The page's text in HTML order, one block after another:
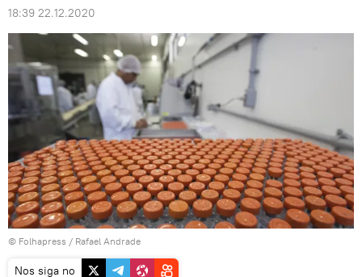
18:39 22.12.2020
© Folhapress / Rafael Andrade
Nos siga no